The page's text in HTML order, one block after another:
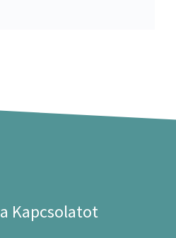
Kapcsolatot